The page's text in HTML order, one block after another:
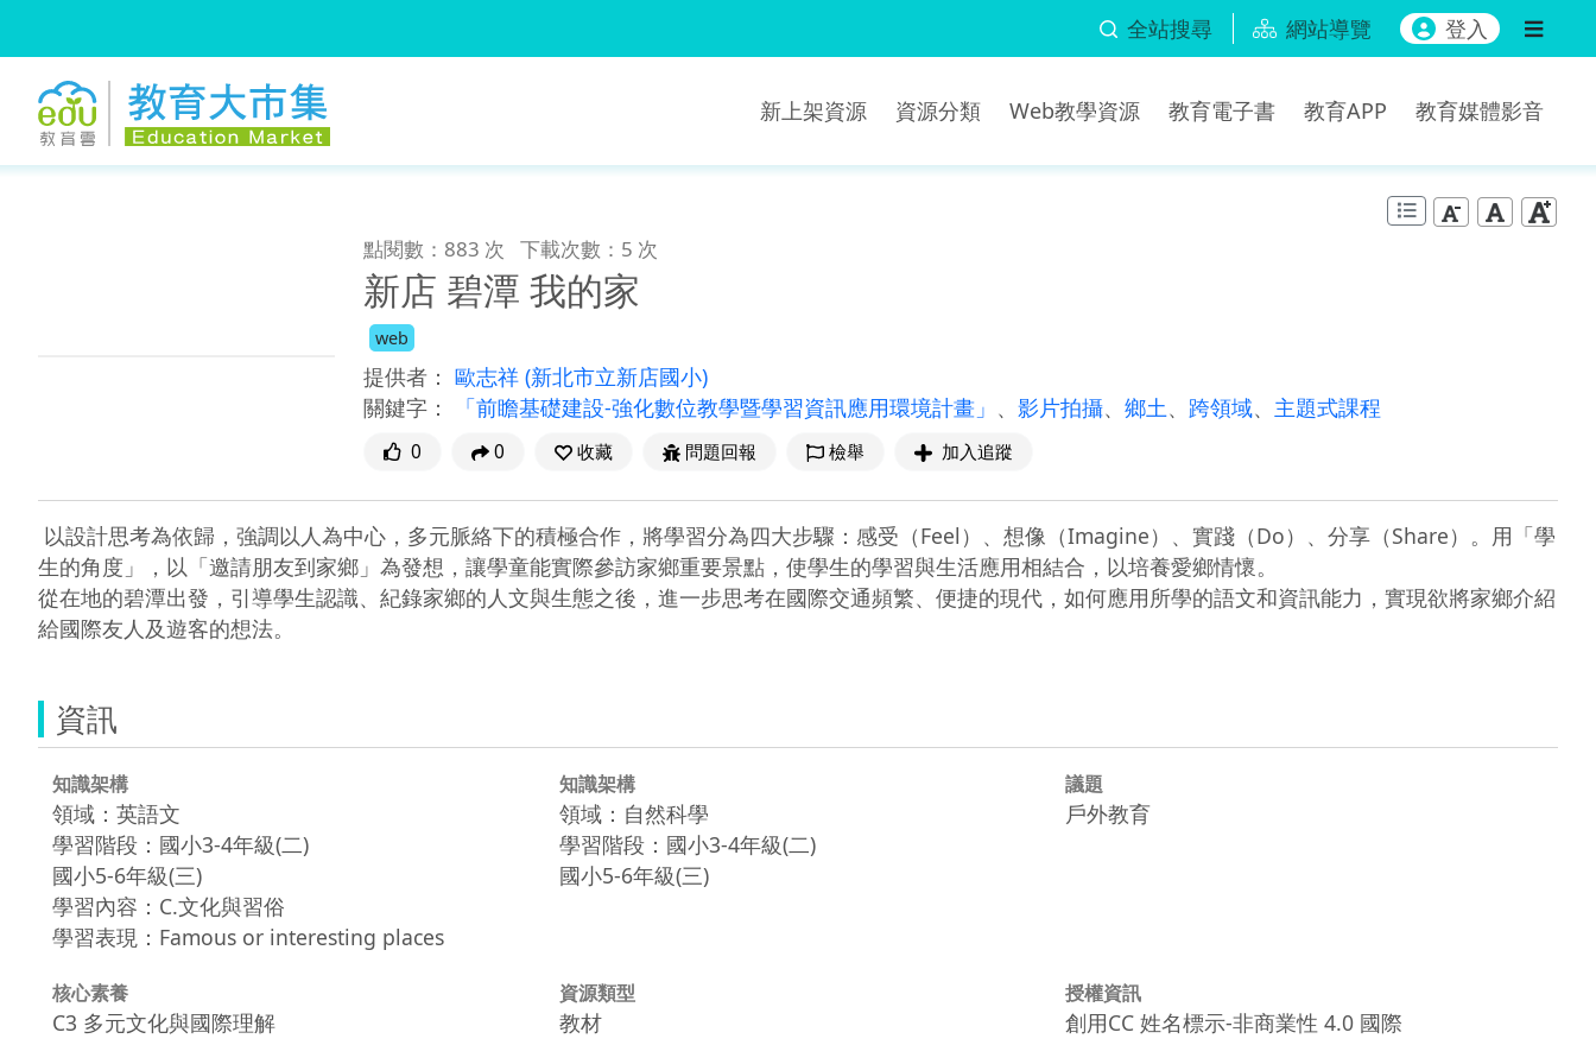
全站搜尋 網站導覽 登入
新上架資源 資源分類 Web教學資源 教育電子書 教育APP 教育媒體影音
點閱數：883 次 下載次數：5 次
新店 碧潭 我的家
web
提供者： 歐志祥 (新北市立新店國小)
關鍵字：
「前瞻基礎建設-強化數位教學暨學習資訊應用環境計畫」 、 影片拍攝、 鄉土、 跨領域、 主題式課程
0 0 收藏 問題回報 檢舉 加入追蹤
生的角度」，以「邀請朋友到家鄉」為發想，讓學童能實際參訪家鄉重要景點，使學生的學習與生活應用相結合，以培養愛鄉情懷。
從在地的碧潭出發，引導學生認識、紀錄家鄉的人文與生態之後，進一步思考在國際交通頻繁、便捷的現代，如何應用所學的語文和資訊能力，實現欲將家鄉介紹
資訊
知識架構
領域：英語文
學習階段：國小3-4年級(二)
國小5-6年級(三)
學習內容：C.文化與習俗
學習表現：Famous or interesting places
知識架構
領域：自然科學
學習階段：國小3-4年級(二)
國小5-6年級(三)
議題
戶外教育
核心素養
C3 多元文化與國際理解
資源類型
教材
授權資訊
創用CC 姓名標示-非商業性 4.0 國際